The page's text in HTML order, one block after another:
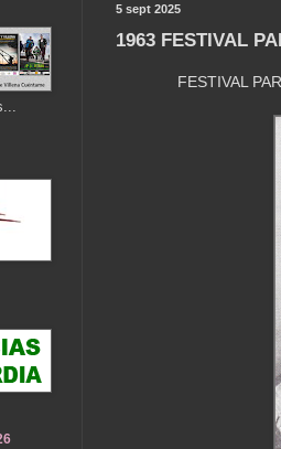
5 sept 2025
1963 FESTIVAL
FESTIVAL